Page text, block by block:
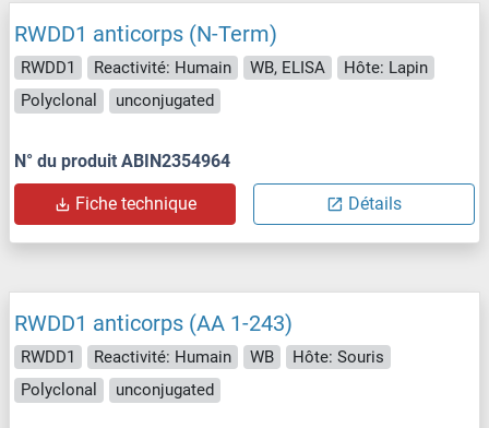
RWDD1 anticorps (N-Term)
RWDD1 Reactivité: Humain WB, ELISA
Hôte: Lapin
Polyclonal
unconjugated
N° du produit ABIN2354964
Fiche technique Détails
RWDD1 anticorps (AA 1-243)
RWDD1 Reactivité: Humain WB
Hôte: Souris
Polyclonal
unconjugated